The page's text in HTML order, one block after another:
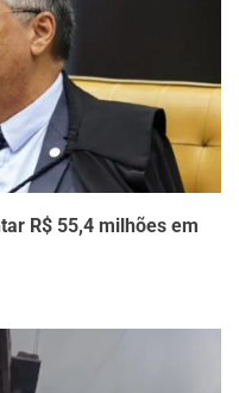
R$ 55,4 milhões em